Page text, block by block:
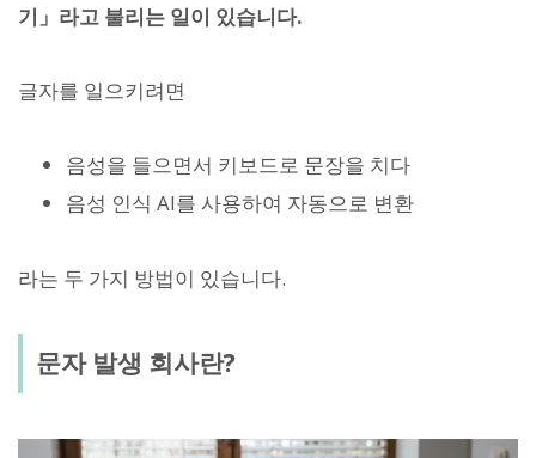
기」라고 불리는 일이 있습니다.
글자를 일으키려면
음성을 들으면서 키보드로 문장을 치다
음성 인식 AI를 사용하여 자동으로 변환
라는 두 가지 방법이 있습니다.
문자 발생 회사란?